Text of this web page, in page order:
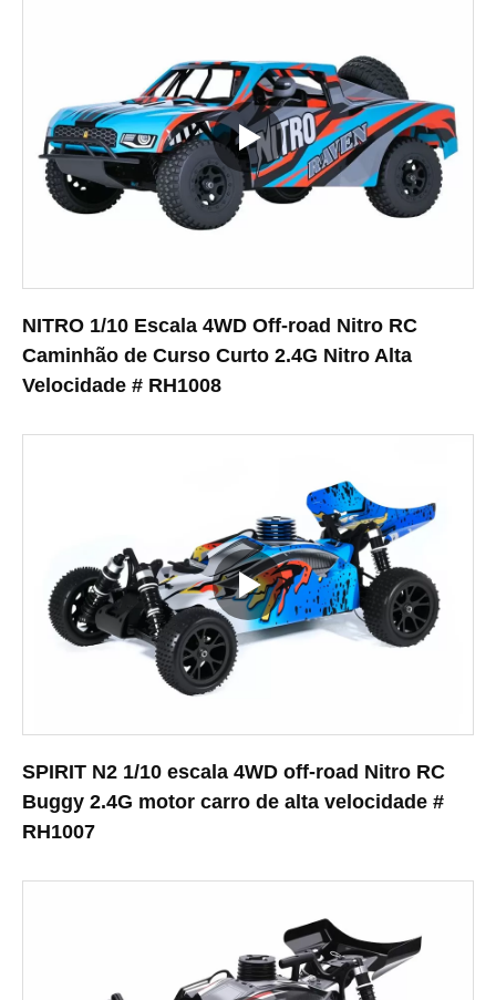
NITRO 1/10 Escala 4WD Off-road Nitro RC
Caminhão de Curso Curto 2.4G Nitro Alta
Velocidade # RH1008
SPIRIT N2 1/10 escala 4WD off-road Nitro RC
Buggy 2.4G motor carro de alta velocidade #
RH1007